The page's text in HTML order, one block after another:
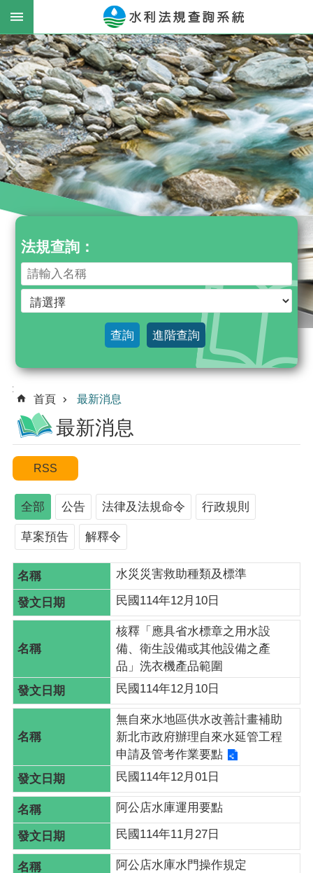
跳到主要內容區塊
進
階
搜
尋
最
新
息
公
告
法
律
規
令
行
政
規
則
解
釋
令
綜
合
查
相
法
規
站
草
案
預
告
網
法規查詢：
查詢 進階查詢
:::
首頁 最新消息
最新消息
全部 公告 法律及法規命令 行政規則
草案預告 解釋令
水災災害救助種類及標準
民國114年12月10日
核釋「應具省水標章之用水設
備、衛生設備或其他設備之產
品」洗衣機產品範圍
民國114年12月10日
無自來水地區供水改善計畫補助
新北市政府辦理自來水延管工程
申請及管考作業要點
民國114年12月01日
阿公店水庫運用要點
民國114年11月27日
阿公店水庫水門操作規定